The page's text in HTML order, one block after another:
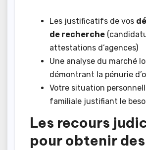
Les justificatifs de vos
de recherche
attestations d’agences)
Une analyse du marché
démontrant la pénurie
Votre situation
familiale justifiant le
Les recours
pour obtenir